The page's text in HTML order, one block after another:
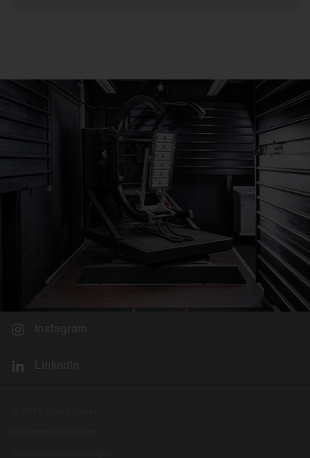
Instagram
LinkedIn